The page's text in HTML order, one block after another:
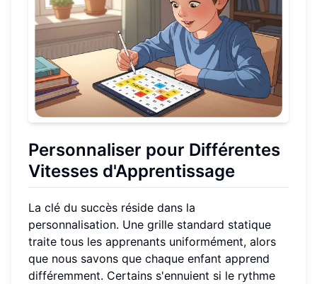
Personnaliser pour Différentes
Vitesses d'Apprentissage
La clé du succès réside dans la
personnalisation. Une grille standard statique
traite tous les apprenants uniformément, alors
que nous savons que chaque enfant apprend
différemment. Certains s'ennuient si le rythme